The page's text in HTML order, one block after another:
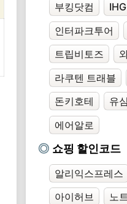
부킹닷컴
IHG
인터파크투어
트립비토즈
라쿠텐 트래블
돈키호테
유
에어알로
쇼핑 할인코드
알리익스프레스
아이허브
노